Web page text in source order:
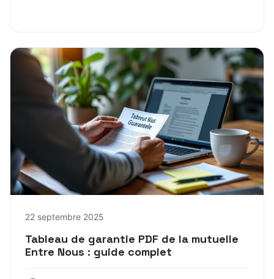
22 septembre 2025
Tableau de garantie PDF de la mutuelle
Entre Nous : guide complet